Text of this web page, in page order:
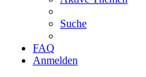
Suche
FAQ
Anmelden